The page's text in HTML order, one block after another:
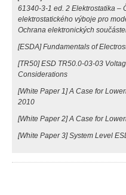
61340-3-1 ed. 2 Elektrostatika –
elektrostatického výboje pro
Ochrana elektronických
[ESDA] Fundamentals of
[TR50] ESD TR50.0-03-03
Considerations
[White Paper 1] A Case for
2010
[White Paper 2] A Case for
[White Paper 3] System Level